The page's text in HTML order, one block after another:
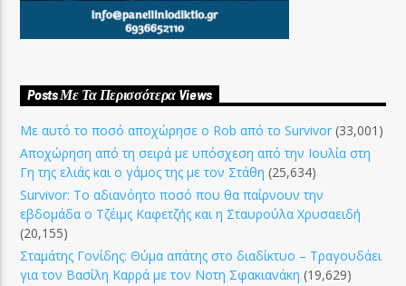
Posts Με Τα Περισσότερα Views
Με αυτό το ποσό αποχώρησε ο Rob από το Survivor (33,001)
Αποχώρηση από τη σειρά με υπόσχεση από την Ιουλία στη
Γη της ελιάς και ο γάμος της με τον Στάθη (25,634)
Survivor: Το αδιανόητο ποσό που θα παίρνουν την
εβδομάδα ο Τζέιμς Καφετζής και η Σταυρούλα Χρυσαειδή
(20,155)
Σταμάτης Γονίδης: Θύμα απάτης στο διαδίκτυο – Τραγουδάει
για τον Βασίλη Καρρά με τον Νοτη Σφακιανάκη (19,629)